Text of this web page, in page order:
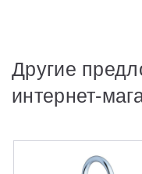
Другие
интернет-